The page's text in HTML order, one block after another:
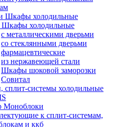
Шкафы холодильные
Шкафы холодильные
с металлическими дверьми
со стеклянными дверьми
фармацевтические
из нержавеющей стали
Шкафы шоковой заморозки
Совитал
сплит-системы холодильные
Моноблоки
к сплит-системам,
и ккб